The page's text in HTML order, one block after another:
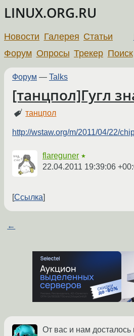
LINUX.ORG.RU
Новости Галерея Статьи
Форум Опросы Трекер Поиск
Форум — Talks
[танцпол]Гугл
танцпол
http://wstaw.org/m/2011/04/22/
flareguner ★
22.04.2011 19:39:06
Ссылка
←
От вас и нам